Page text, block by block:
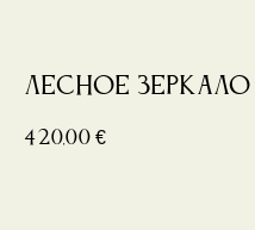
Лесное зеркало
420,00 €